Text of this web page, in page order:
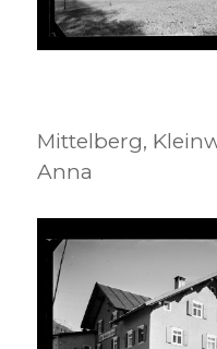
Mittelberg,
Anna